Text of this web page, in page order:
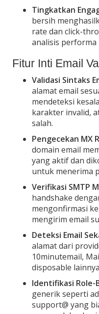
Tingkatkan
bersih
rate dan click-
analisis performa
Fitur Inti Email
Validasi Sintaks
alamat email
mendeteksi
karakter invalid,
salah.
Pengecekan MX
domain email
yang aktif dan
untuk menerima
Verifikasi SMTP
handshake
mengonfirmasi
mengirim email
Deteksi Email
alamat dari
10minutemail,
disposable
Identifikasi Role-
generik seperti
support@ yang